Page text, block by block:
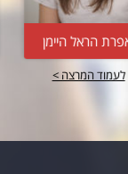
נורית דאבוש
לעמוד המרצה >